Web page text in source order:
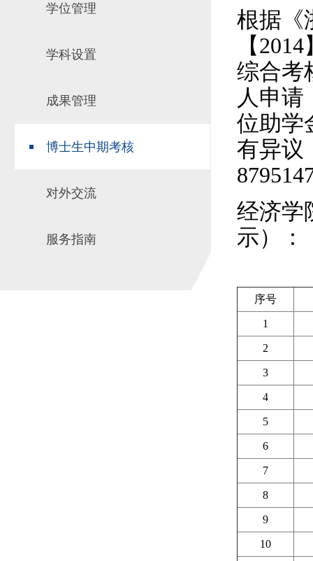
学位管理
学科设置
成果管理
博士生中期考核
对外交流
服务指南
根据《
【2014
综合考
人申
位助学
有异议
经济学
示）：
序号
1
2
3
4
5
6
7
8
9
10